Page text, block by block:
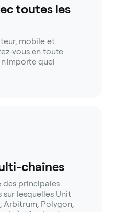
toutes les
mobile et
vous en toute
quel
chaînes
des principales
lesquelles Unit
Arbitrum, Polygon,